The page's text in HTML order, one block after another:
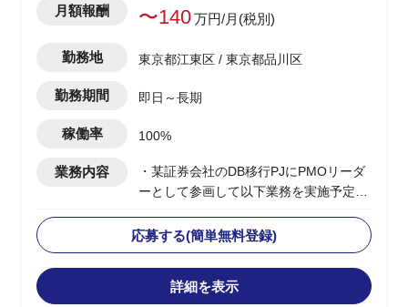
月額報酬 〜140万円/月(税別)
勤務地 東京都江東区 / 東京都品川区
勤務期間 即日～長期
稼働率 100%
業務内容
・某証券会社のDB移行PJにPMOリーダ
ーとして参画して以下業務を実施予定
体の進捗管理/情報収集
-開発BP社の進捗状況/障害解消状況/移行
対応状況の総合的な管理
-製造/単体/結合/総合テスト(3パラレル進
応募する(簡単無料登録)
詳細を表示